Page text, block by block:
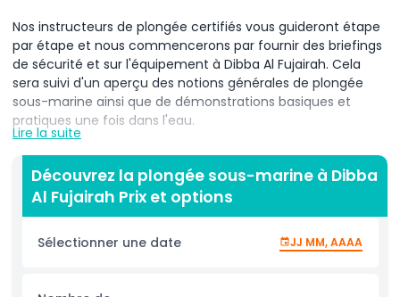
Nos instructeurs de plongée certifiés vous guideront étape
par étape et nous commencerons par fournir des briefings
de sécurité et sur l'équipement à Dibba Al Fujairah. Cela
sera suivi d'un aperçu des notions générales de plongée
sous-marine ainsi que de démonstrations basiques et
pratiques une fois dans l'eau.
Un combinaison de plongée individuelle vous sera fournie à
votre arrivée sur le site de plongée et des instructions vous
seront données sur la façon de l'enfiler. En entrant dans
l'eau, l'instructeur s'assurera que votre masque est bien
Lire la suite
Découvrez la plongée sous-marine à Dibba
Al Fujairah Prix et options
Sélectionner une date JJ MM, AAAA